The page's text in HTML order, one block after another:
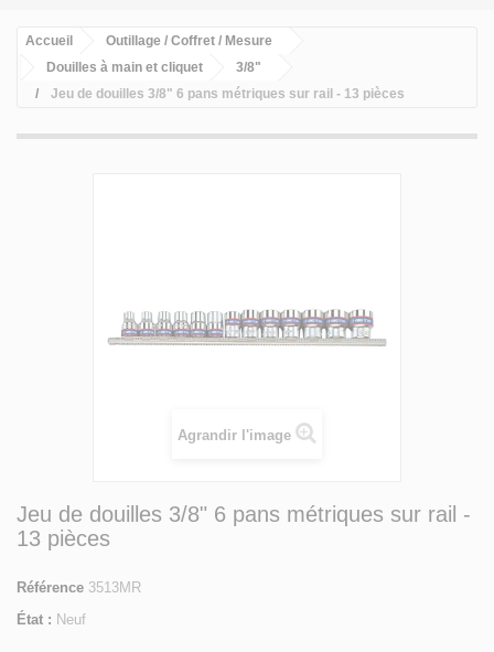
Accueil
Outillage / Coffret / Mesure
Douilles à main et cliquet
3/8"
Jeu de douilles 3/8" 6 pans métriques sur rail - 13 pièces
Agrandir l'image
Jeu de douilles 3/8" 6 pans métriques sur rail -
13 pièces
Référence 3513MR
État : Neuf